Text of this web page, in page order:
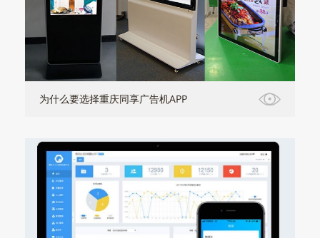
为什么要选择重庆同享广告机APP